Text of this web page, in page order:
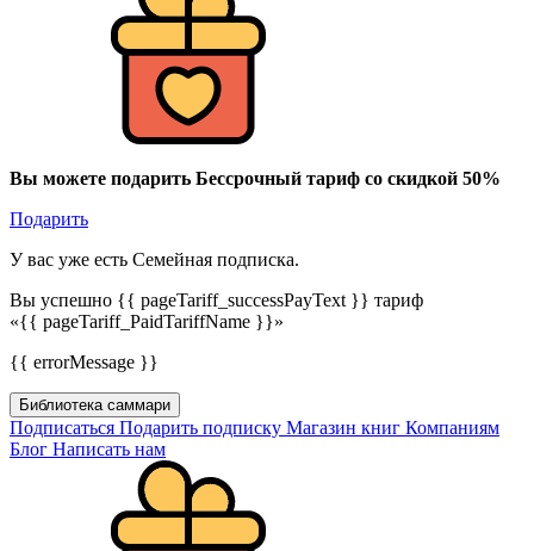
Вы можете подарить Бессрочный тариф со скидкой 50%
Подарить
У вас уже есть Семейная подписка.
Вы успешно {{ pageTariff_successPayText }} тариф
«{{ pageTariff_PaidTariffName }}»
{{ errorMessage }}
Библиотека саммари
Подписаться Подарить подписку Магазин книг Компаниям
Блог Написать нам